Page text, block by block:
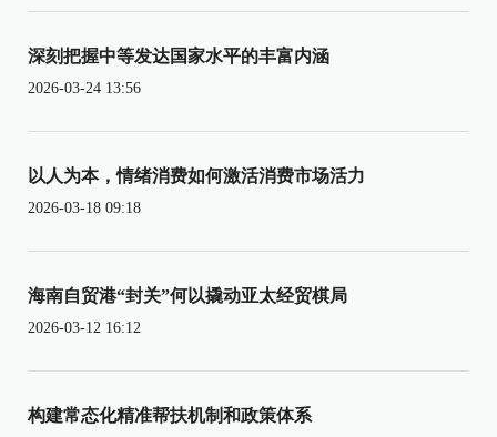
深刻把握中等发达国家水平的丰富内涵
2026-03-24 13:56
以人为本，情绪消费如何激活消费市场活力
2026-03-18 09:18
海南自贸港“封关”何以撬动亚太经贸棋局
2026-03-12 16:12
构建常态化精准帮扶机制和政策体系